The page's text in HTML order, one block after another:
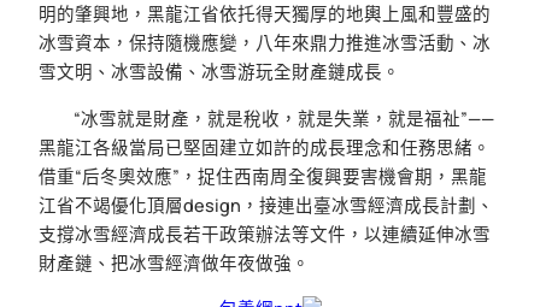
明的肇興地，黑龍江省依托得天獨厚的地輿上風和豐盛的
冰雪資本，保持隨機應變，八年來鼎力推進冰雪活動、冰
雪文明、冰雪設備、冰雪游玩全財產鏈成長。
“冰雪就是財產，就是稅收，就是失業，就是福祉”——
黑龍江各級當局已堅固建立如許的成長理念和任務思緒。
借重“后冬奧效應”，捉住西南周全復興要害機會期，黑龍
江省不竭優化頂層design，接連出臺冰雪經濟成長計劃、
支撐冰雪經濟成長若干政策辦法等文件，以連續延伸冰雪
財產鏈、把冰雪經濟做年夜做強。